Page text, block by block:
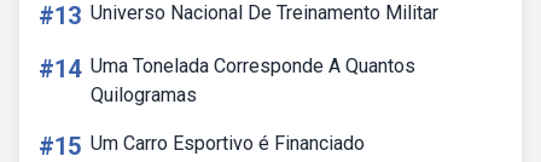
#13 Universo Nacional De Treinamento Militar
#14 Uma Tonelada Corresponde A Quantos
Quilogramas
#15 Um Carro Esportivo é Financiado